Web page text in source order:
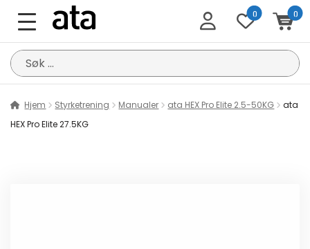
0 0
Søk
etter:
Hjem Styrketrening Manualer ata HEX Pro Elite 2.5-50KG
ata
HEX Pro Elite 27.5KG